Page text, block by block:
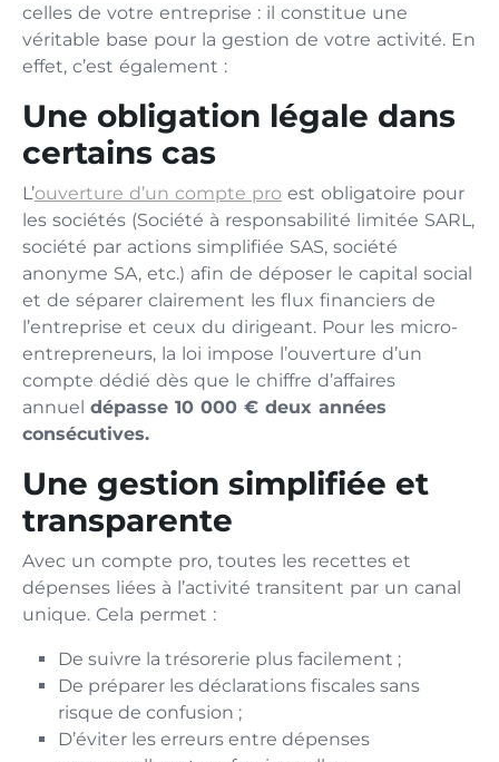
celles de votre entreprise : il constitue une
véritable base pour la gestion de votre activité. En
effet, c’est également :
Une obligation légale dans
certains cas
L’ouverture d’un compte pro est obligatoire pour
les sociétés (Société à responsabilité limitée SARL,
société par actions simplifiée SAS, société
anonyme SA, etc.) afin de déposer le capital social
et de séparer clairement les flux financiers de
l’entreprise et ceux du dirigeant. Pour les micro-
entrepreneurs, la loi impose l’ouverture d’un
compte dédié dès que le chiffre d’affaires
annuel dépasse 10 000 € deux années
consécutives.
Une gestion simplifiée et
transparente
Avec un compte pro, toutes les recettes et
dépenses liées à l’activité transitent par un canal
unique. Cela permet :
De suivre la trésorerie plus facilement ;
De préparer les déclarations fiscales sans
risque de confusion ;
D’éviter les erreurs entre dépenses